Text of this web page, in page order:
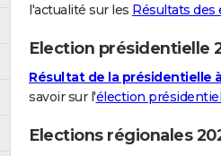
l'actualité sur les Résultats des
Election présidentielle
Résultat de la présidentielle
savoir sur l'élection
Elections régionales